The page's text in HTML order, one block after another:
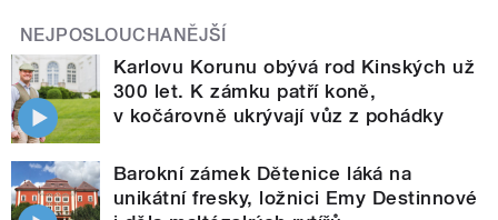
NEJPOSLOUCHANĚJŠÍ
Karlovu Korunu obývá rod Kinských už
300 let. K zámku patří koně,
v kočárovně ukrývají vůz z pohádky
Barokní zámek Dětenice láká na
unikátní fresky, ložnici Emy Destinnové